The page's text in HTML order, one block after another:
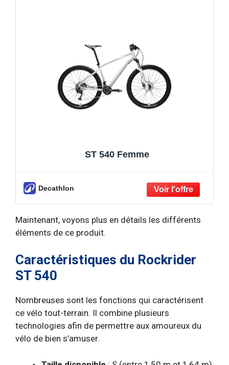
ST 540 Femme
Decathlon
Maintenant, voyons plus en détails les différents
éléments de ce produit.
Caractéristiques du Rockrider
ST 540
Nombreuses sont les fonctions qui caractérisent
ce vélo tout-terrain. Il combine plusieurs
technologies afin de permettre aux amoureux du
vélo de bien s’amuser.